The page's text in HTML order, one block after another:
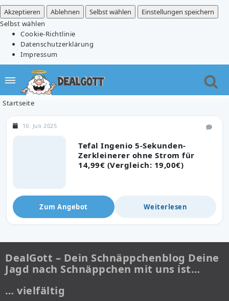
Akzeptieren
Ablehnen Selbst wählen
Einstellungen speichern
Selbst wählen
Cookie-Richtlinie
Datenschutzerklärung
Impressum
Startseite
Tefal Ingenio 5-Sekunden-
Zerkleinerer ohne Strom für
14,99€ (Vergleich: 19,00€)
10. Juli 2025
Zum Angebot Weiterlesen
DealGott – Dein Schnäppchenblog Deine
Jagd nach Schnäppchen mit uns ist…
… vielfältig